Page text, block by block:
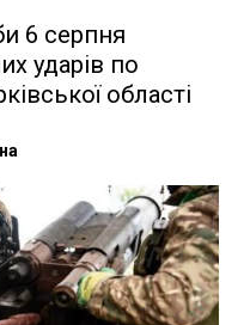
6 серпня
ударів по
області